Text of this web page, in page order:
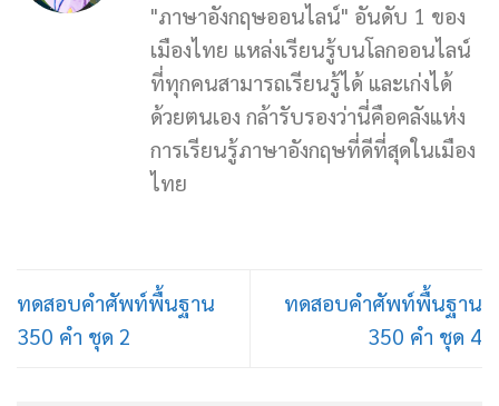
"ภาษาอังกฤษออนไลน์" อันดับ 1 ของ
เมืองไทย แหล่งเรียนรู้บนโลกออนไลน์
ที่ทุกคนสามารถเรียนรู้ได้ และเก่งได้
ด้วยตนเอง กล้ารับรองว่านี่คือคลังแห่ง
การเรียนรู้ภาษาอังกฤษที่ดีที่สุดในเมือง
ไทย
ทดสอบคำศัพท์พื้นฐาน
350 คำ ชุด 2
ทดสอบคำศัพท์พื้นฐาน
350 คำ ชุด 4